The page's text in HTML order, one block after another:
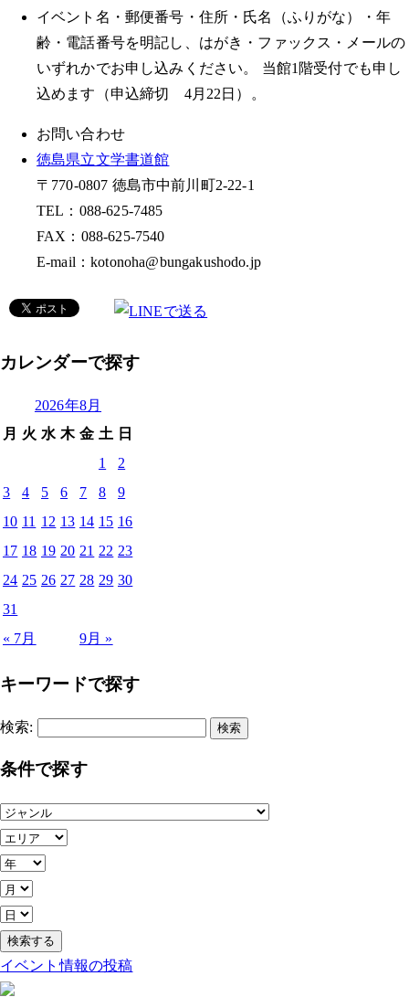
イベント名・郵便番号・住所・氏名（ふりがな）・年
齢・電話番号を明記し、はがき・ファックス・メールの
いずれかでお申し込みください。 当館1階受付でも申し
込めます（申込締切 4月22日）。
お問い合わせ
徳島県立文学書道館
〒770-0807 徳島市中前川町2-22-1
TEL：088-625-7485
FAX：088-625-7540
E-mail：kotonoha@bungakushodo.jp
カレンダーで探す
2026年8月
月 火 水 木 金 土 日
« 7月 9月 »
1
2
3
4 5 6 7 8
9
10 11 12 13 14 15 16
17 18 19 20 21 22 23
24 25 26 27 28 29 30
31
キーワードで探す
検索:
条件で探す
イベント情報の投稿